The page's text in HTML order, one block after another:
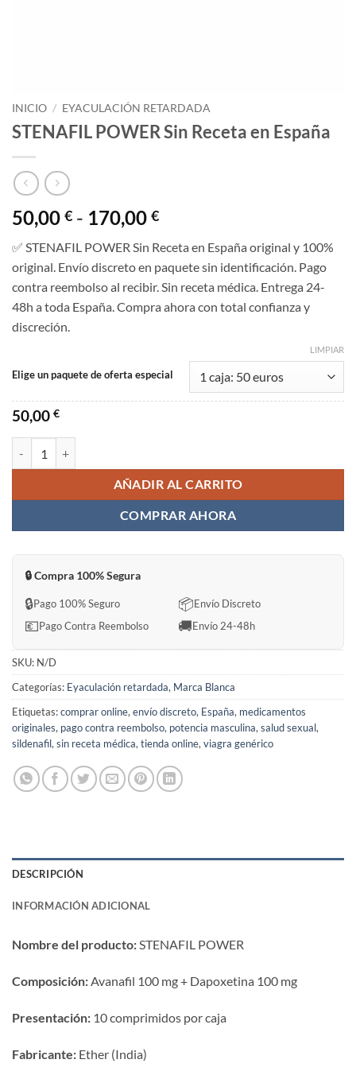
INICIO / EYACULACIÓN RETARDADA
STENAFIL POWER Sin Receta en España
50,00 € - 170,00 €Rango
precios:
desde
50,00 €
hasta
✅ STENAFIL POWER Sin Receta en España original y 100%
original. Envío discreto en paquete sin identificación. Pago
contra reembolso al recibir. Sin receta médica. Entrega 24-
48h a toda España. Compra ahora con total confianza y
discreción.
Elige un paquete de oferta especial
LIMPIAR
50,00 €
AÑADIR AL CARRITO
COMPRAR AHORA
🔒 Compra 100% Segura
🔒Pago 100% Seguro 📦Envío Discreto
💶Pago Contra Reembolso 🚚Envío 24-48h
SKU: N/D
Categorías: Eyaculación retardada, Marca Blanca
Etiquetas:comprar online, envío discreto, España, medicamentos
originales, pago contra reembolso, potencia masculina, salud sexual,
sildenafil, sin receta médica, tienda online, viagra genérico
DESCRIPCIÓN
INFORMACIÓN ADICIONAL
Nombre del producto:​​ STENAFIL POWER
Composición:​​ Avanafil 100 mg + Dapoxetina 100 mg
Presentación:​ ​ 10 comprimidos por caja
Fabricante:​ ​ Ether (India)